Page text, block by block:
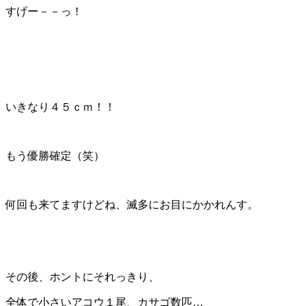
すげー－－っ！
いきなり４５ｃｍ！！
もう優勝確定（笑）
何回も来てますけどね、滅多にお目にかかれんす。
その後、ホントにそれっきり、
全体で小さいアコウ１尾、カサゴ数匹…